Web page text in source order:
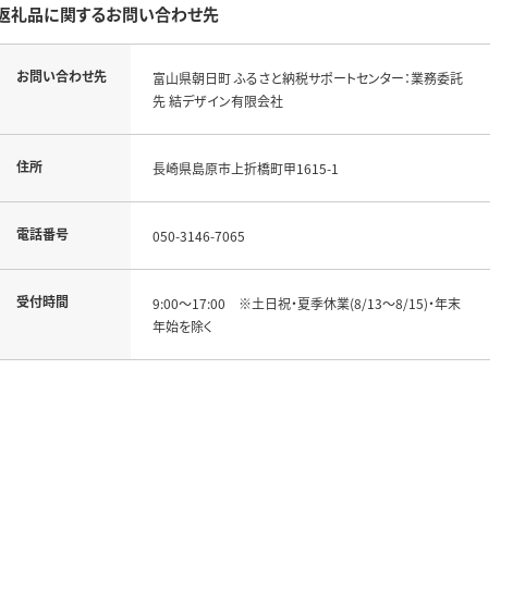
礼品に関するお問い合わせ先
お問い合わせ先
富山県朝日町 ふるさと納税サポートセンター：業務委託
先 結デザイン有限会社
住所 長崎県島原市上折橋町甲1615-1
電話番号 050-3146-7065
受付時間
9:00～17:00　※土日祝・夏季休業(8/13～8/15)・年末
年始を除く